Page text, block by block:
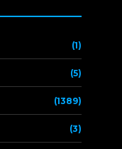
(1)
(5)
(1389)
(3)